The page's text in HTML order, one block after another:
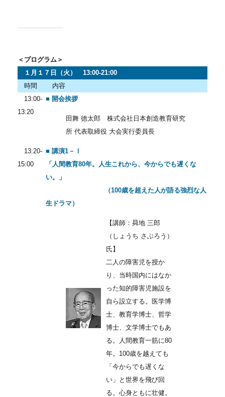
＜プログラム＞
１月１７日（火） 13:00-21:00
時間
内容
13:00-
13:20
■ 開会挨拶
田舞 徳太郎 株式会社日本創造教育研究
所 代表取締役 大会実行委員長
13:20-
15:00
■ 講演1－Ⅰ
「人間教育80年。人生これから、今からでも遅くな
い。」
（100歳を超えた人が語る強烈な人
生ドラマ）
【講師：曻地 三郎
（しょうち さぶろう）
氏】
二人の障害児を授か
り、当時国内にはなか
った知的障害児施設を
自ら設立する。医学博
士、教育学博士、哲学
博士、文学博士でもあ
る。人間教育一筋に80
年。100歳を越えても
「今からでも遅くな
い」と世界を飛び回
る。心身ともに壮健。